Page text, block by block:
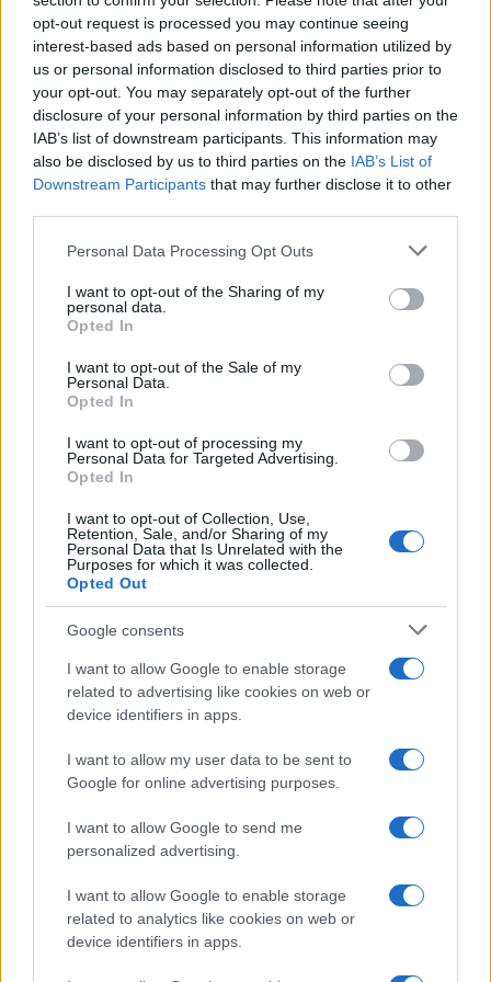
opt-out request is processed you may continue seeing
interest-based ads based on personal information utilized by
us or personal information disclosed to third parties prior to
your opt-out. You may separately opt-out of the further
disclosure of your personal information by third parties on the
IAB’s list of downstream participants. This information may
also be disclosed by us to third parties on the IAB’s List of
Downstream Participants that may further disclose it to other
Please note that this website/app uses one or more Google
not limited to your visit or usage behaviour. You may click to
grant or deny consent to Google and its third-party tags to
use your data for below specified purposes in below Google
consent section.
Personal Data Processing Opt Outs
I want to opt-out of the Sharing of my
personal data.
Opted In
I want to opt-out of the Sale of my
Personal Data.
Opted In
I want to opt-out of processing my
Personal Data for Targeted Advertising.
Opted In
I want to opt-out of Collection, Use,
Retention, Sale, and/or Sharing of my
Personal Data that Is Unrelated with the
Purposes for which it was collected.
Opted Out
Google consents
I want to allow Google to enable storage
related to advertising like cookies on web or
device identifiers in apps.
I want to allow my user data to be sent to
Google for online advertising purposes.
I want to allow Google to send me
personalized advertising.
I want to allow Google to enable storage
related to analytics like cookies on web or
device identifiers in apps.
hogy a földszinten megújult terekben fogadják fellépőiket
és a látogatókat. Családbarát múzeummá szeretnének válni,
nyugat-európai mintákat követve a látogatók széles skálájú
igényeit szeretnék kielégíteni. Így a számos kiállításon és az
Eszterházi Vigasságokhoz hasonló zenei programokon túl
tavaly megújult hazánk legnagyobb rózsakertje: több mint
Rácz Márton karnagy, az Eszterházi Vigasságok művészeti
vezetője kifejtette: lesz olyan művészük, akit négyéves
munka után sikerül idén a kastélyba csábítani. Eszterháza
büszkeségéről, Haydnről elmondta: egy ismertebb
másodkarmesterként, majd 35 év múlva Európa vezető
zeneszerzője és a következő 50 év meghatározó művésze
vált belőle. Mint azt a karnagy megjegyezte: szeretnék, ha
az Eszterházi Vigasságok programok, zenei irányzatok
kavalkádját foglalná magában, és igyekeztek olyan műfajok
zenészeit felkérni, akik muzsikájával maga Haydn is
szívesen megismerkedett volna. Hatalmas kísérletező
hírében állt ugyanis a nagy előd, aki számos kultúra
zenéjéből táplálkozott, igyekezett több nemzet zenei
élményeiből a legmeghatározóbbakat magába szívni.
A Tavaszi és az Őszi Fesztiválokon az Eszterházi
Vigasságok visszatérő együttesei és művészei mellett
olyan előadók lépnek fel, mint a világhírű, korhű hangszeres
zenét játszó Ton Koopman karmester és csembalóművész,
Monica Huggett hegedűművész, a Kossuth-díjas Baráti
Kristóf és Várdai István, Kim Nazarian dzsesszvokalista, aki a
2012-es tajvani a capella dzsessz világverseny magyar